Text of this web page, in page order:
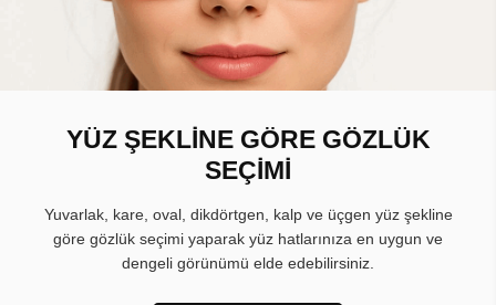
YÜZ ŞEKLİNE GÖRE GÖZLÜK
SEÇİMİ
Yuvarlak, kare, oval, dikdörtgen, kalp ve üçgen yüz şekline
göre gözlük seçimi yaparak yüz hatlarınıza en uygun ve
dengeli görünümü elde edebilirsiniz.